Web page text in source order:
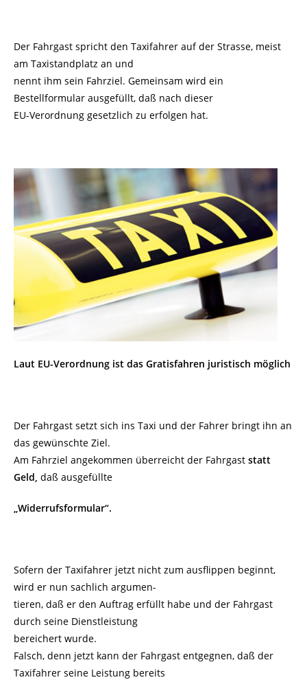
Der Fahrgast spricht den Taxifahrer auf der Strasse, meist
am Taxistandplatz an und
nennt ihm sein Fahrziel. Gemeinsam wird ein
Bestellformular ausgefüllt, daß nach dieser
EU-Verordnung gesetzlich zu erfolgen hat.
Laut EU-Verordnung ist das Gratisfahren juristisch möglich
Der Fahrgast setzt sich ins Taxi und der Fahrer bringt ihn an
das gewünschte Ziel.
Am Fahrziel angekommen überreicht der Fahrgast statt
Geld, daß ausgefüllte
„Widerrufsformular“.
Sofern der Taxifahrer jetzt nicht zum ausflippen beginnt,
wird er nun sachlich argumen-
tieren, daß er den Auftrag erfüllt habe und der Fahrgast
durch seine Dienstleistung
bereichert wurde.
Falsch, denn jetzt kann der Fahrgast entgegnen, daß der
Taxifahrer seine Leistung bereits